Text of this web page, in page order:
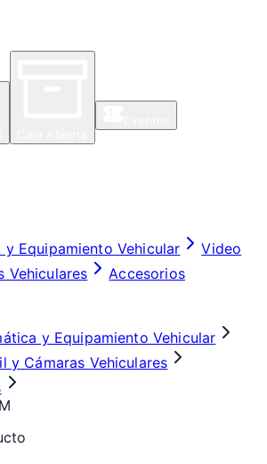
y Equipamiento Vehicular
Video
Vehiculares
Accesorios
y Equipamiento Vehicular
y Cámaras Vehiculares